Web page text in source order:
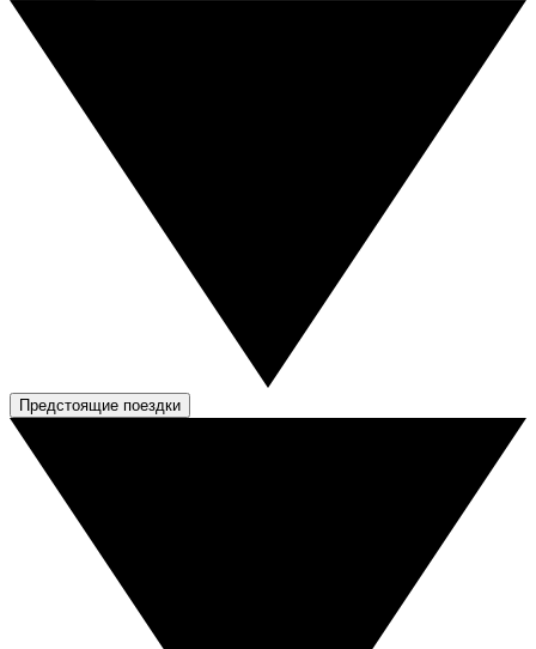
Предстоящие поездки